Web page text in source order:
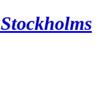
Stockholms